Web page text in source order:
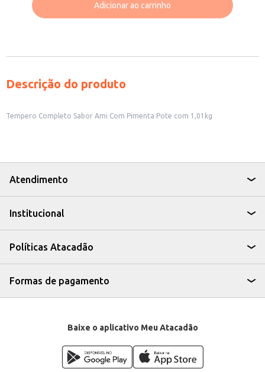
Adicionar ao carrinho
Descrição do produto
Tempero Completo Sabor Ami Com Pimenta Pote com 1,01kg
Atendimento
Institucional
Políticas Atacadão
Formas de pagamento
Baixe o aplicativo Meu Atacadão